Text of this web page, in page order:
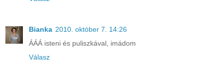
Bianka 2010. október 7. 14:26
ÁÁÁ isteni és puliszkával, imádom
Válasz